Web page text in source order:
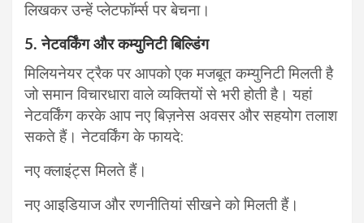
लिखकर उन्हें प्लेटफॉर्म्स पर बेचना।
5. नेटवर्किंग और कम्युनिटी बिल्डिंग
मिलियनेयर ट्रैक पर आपको एक मजबूत कम्युनिटी मिलती है
जो समान विचारधारा वाले व्यक्तियों से भरी होती है। यहां
नेटवर्किंग करके आप नए बिज़नेस अवसर और सहयोग तलाश
सकते हैं। नेटवर्किंग के फायदे:
नए क्लाइंट्स मिलते हैं।
नए आइडियाज और रणनीतियां सीखने को मिलती हैं।